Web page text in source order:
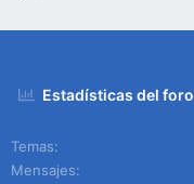
Estadísticas del foro
Temas
Mensajes